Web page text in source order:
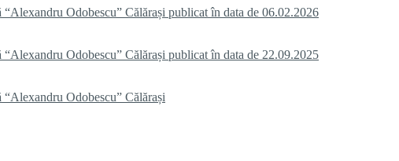
Odobescu” Călărași publicat în data de 06.02.2026
Odobescu” Călărași publicat în data de 22.09.2025
Odobescu” Călărași